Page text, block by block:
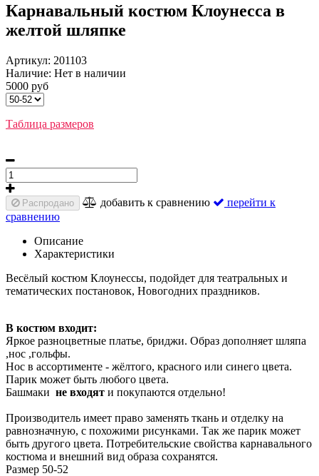
Карнавальный костюм Клоунесса в
желтой шляпке
Артикул: 201103
Наличие: Нет в наличии
5000 руб
Таблица размеров
Распродано добавить к сравнению
перейти к
сравнению
Описание
Характеристики
Весёлый костюм Клоунессы, подойдет для театральных и
тематических постановок, Новогодних праздников.
В костюм входит:
Яркое разноцветные платье, бриджи. Образ дополняет шляпа
,нос ,гольфы.
Нос в ассортименте - жёлтого, красного или синего цвета.
Парик может быть любого цвета.
Башмаки не входят и покупаются отдельно!
Производитель имеет право заменять ткань и отделку на
равнозначную, с похожими рисунками. Так же парик может
быть другого цвета. Потребительские свойства карнавального
костюма и внешний вид образа сохранятся.
Размер 50-52